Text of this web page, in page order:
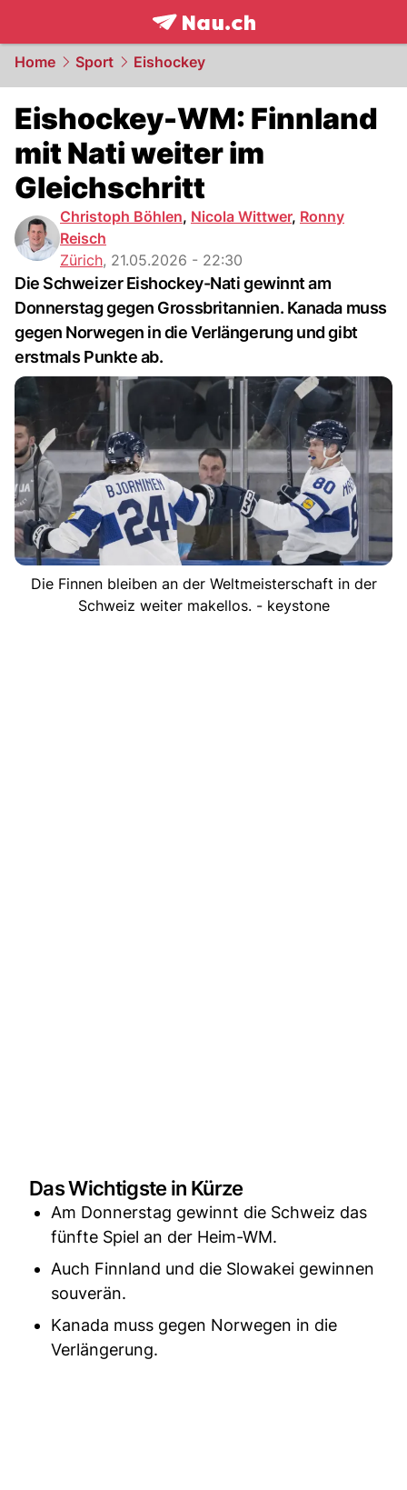
frontpage.NAU.ch
Home Sport Eishockey
Eishockey-WM: Finnland
mit Nati weiter im
Gleichschritt
Christoph Böhlen, Nicola Wittwer, Ronny
Reisch
Zürich, 21.05.2026 - 22:30
Die Schweizer Eishockey-Nati gewinnt am
Donnerstag gegen Grossbritannien. Kanada muss
gegen Norwegen in die Verlängerung und gibt
erstmals Punkte ab.
Die Finnen bleiben an der Weltmeisterschaft in der
Schweiz weiter makellos. - keystone
Das Wichtigste in Kürze
Am Donnerstag gewinnt die Schweiz das
fünfte Spiel an der Heim-WM.
Auch Finnland und die Slowakei gewinnen
souverän.
Kanada muss gegen Norwegen in die
Verlängerung.